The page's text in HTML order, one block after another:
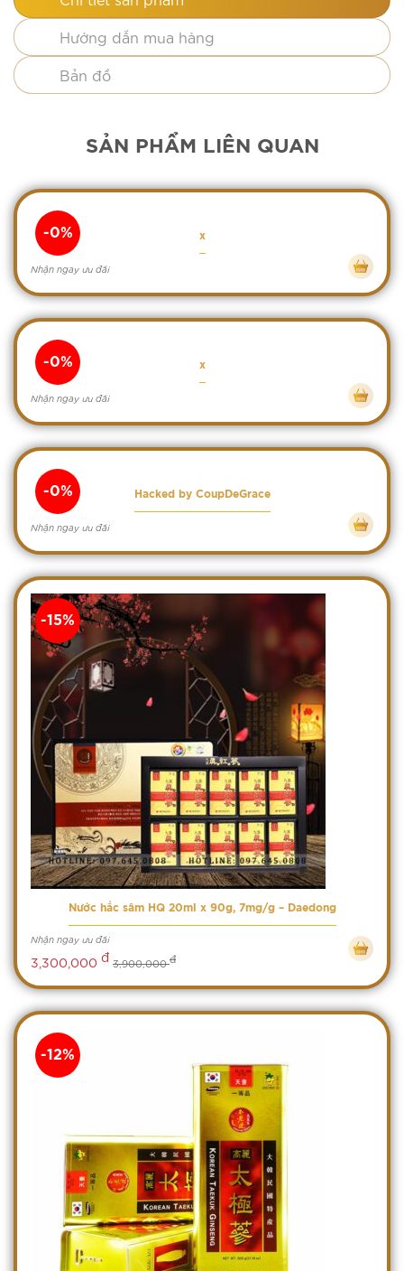
Hướng dẫn mua hàng
Bản đồ
SẢN PHẨM LIÊN QUAN
x
Nhận ngay ưu đãi
-0%
x
Nhận ngay ưu đãi
-0%
Hacked by CoupDeGrace
Nhận ngay ưu đãi
-0%
Nước hắc sâm HQ 20ml x 90g, 7mg/g – Daedong
Nhận ngay ưu đãi
3,300,000 đ 3,900,000đ
-15%
-12%